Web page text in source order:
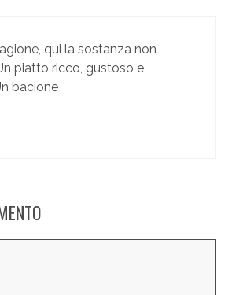
qui la sostanza non
piatto ricco, gustoso e
bacione